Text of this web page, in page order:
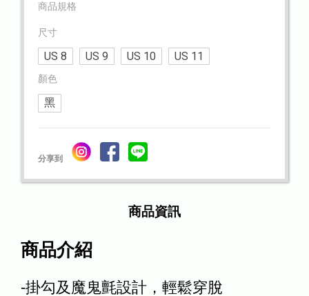
商品規格
尺寸
US 8 US 9 US 10 US 11
顏色
黑
分享到
商品資訊
商品介紹
-掛勾及魔鬼氈設計，輕鬆穿脫